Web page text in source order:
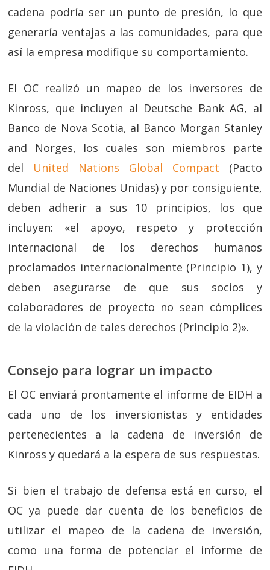
cadena podría ser un punto de presión, lo que
generaría ventajas a las comunidades, para que
así la empresa modifique su comportamiento.
El OC realizó un mapeo de los inversores de
Kinross, que incluyen al Deutsche Bank AG, al
Banco de Nova Scotia, al Banco Morgan Stanley
and Norges, los cuales son miembros parte
del United Nations Global Compact (Pacto
Mundial de Naciones Unidas) y por consiguiente,
deben adherir a sus 10 principios, los que
incluyen: «el apoyo, respeto y protección
internacional de los derechos humanos
proclamados internacionalmente (Principio 1), y
deben asegurarse de que sus socios y
colaboradores de proyecto no sean cómplices
de la violación de tales derechos (Principio 2)».
Consejo para lograr un impacto
El OC enviará prontamente el informe de EIDH a
cada uno de los inversionistas y entidades
pertenecientes a la cadena de inversión de
Kinross y quedará a la espera de sus respuestas.
Si bien el trabajo de defensa está en curso, el
OC ya puede dar cuenta de los beneficios de
utilizar el mapeo de la cadena de inversión,
como una forma de potenciar el informe de